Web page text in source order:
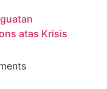
atas Krisis